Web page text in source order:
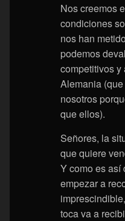
Nos creemos
condiciones
nos han
podemos
competitivos y
Alemania
nosotros
que ellos).
Señores, la
que quiere
Y como es así
empezar a
toca va a